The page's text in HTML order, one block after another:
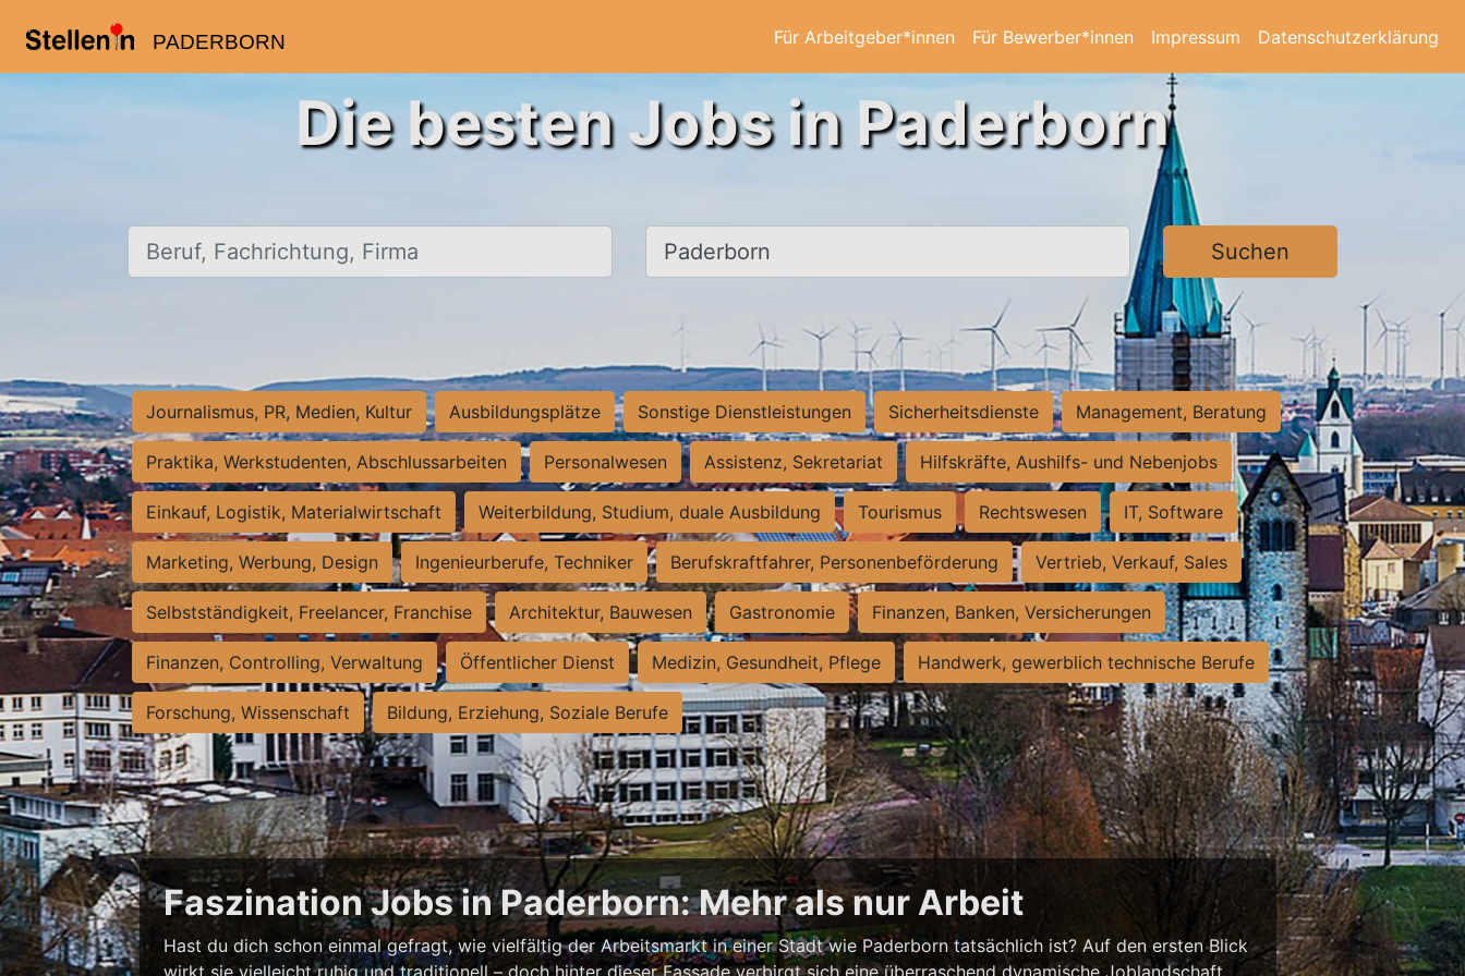
PADERBORN Für Arbeitgeber*innen Für Bewerber*innen Impressum Datenschutzerklärung
Die besten Jobs in Paderborn
Beruf, Fachrichtung, Firma Ort, Stadt Suchen
Journalismus, PR, Medien, Kultur Ausbildungsplätze Sonstige Dienstleistungen Sicherheitsdienste Management, Beratung
Praktika, Werkstudenten, Abschlussarbeiten Personalwesen Assistenz, Sekretariat Hilfskräfte, Aushilfs- und Nebenjobs
Einkauf, Logistik, Materialwirtschaft Weiterbildung, Studium, duale Ausbildung Tourismus Rechtswesen IT, Software
Marketing, Werbung, Design Ingenieurberufe, Techniker Berufskraftfahrer, Personenbeförderung Vertrieb, Verkauf, Sales
Selbstständigkeit, Freelancer, Franchise Architektur, Bauwesen Gastronomie Finanzen, Banken, Versicherungen
Finanzen, Controlling, Verwaltung Öffentlicher Dienst Medizin, Gesundheit, Pflege Handwerk, gewerblich technische Berufe
Forschung, Wissenschaft Bildung, Erziehung, Soziale Berufe
Faszination Jobs in Paderborn: Mehr als nur Arbeit
Hast du dich schon einmal gefragt, wie vielfältig der Arbeitsmarkt in einer Stadt wie Paderborn tatsächlich ist? Auf den ersten Blick